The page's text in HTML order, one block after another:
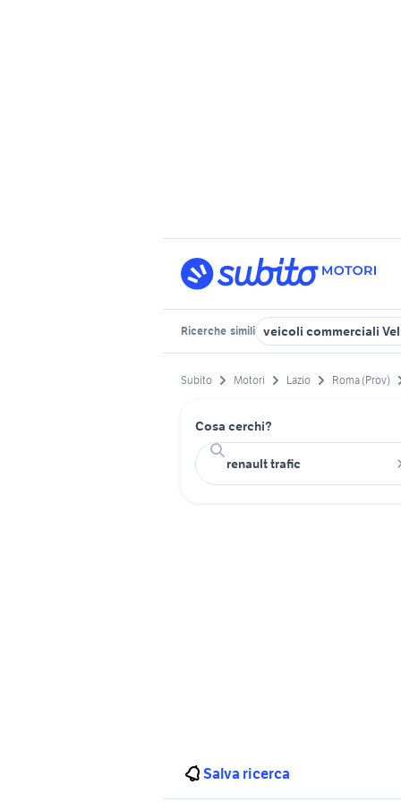
Ricerche simili veicoli commerciali
Subito Motori Lazio Roma (Prov)
Cosa cerchi?
Salva ricerca